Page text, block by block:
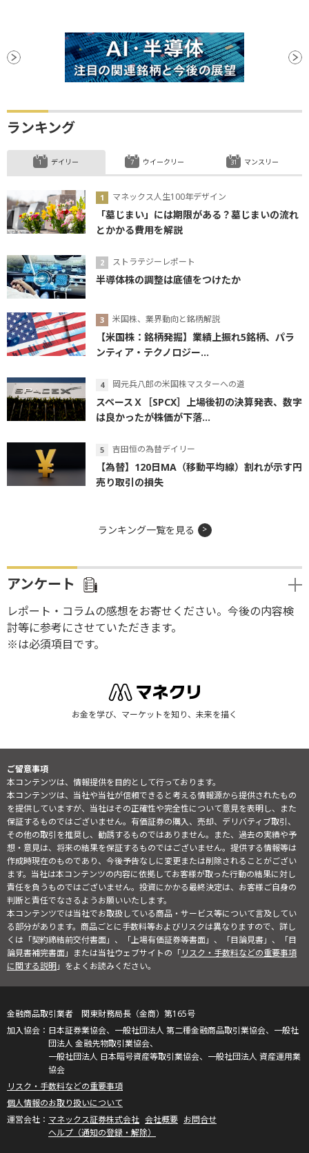
ランキング
デイリー
マネックス人生100年デザイン
「墓じまい」には期限がある？墓じまいの流れ
とかかる費用を解説
ストラテジーレポート
半導体株の調整は底値をつけたか
米国株、業界動向と銘柄解説
【米国株：銘柄発掘】業績上振れ5銘柄、パラ
ンティア・テクノロジー...
岡元兵八郎の米国株マスターへの道
スペースＸ［SPCX］上場後初の決算発表、数字
は良かったが株価が下落...
吉田恒の為替デイリー
【為替】120日MA（移動平均線）割れが示す円
売り取引の損失
ウイークリー マンスリー
ランキング一覧を見る
アンケート
レポート・コラムの感想をお寄せください。今後の内容検
討等に参考にさせていただきます。
※は必須項目です。
お金を学び、マーケットを知り、未来を描く
ご留意事項
本コンテンツは、情報提供を目的として行っております。
本コンテンツは、当社や当社が信頼できると考える情報源から提供されたもの
を提供していますが、当社はその正確性や完全性について意見を表明し、また
保証するものではございません。有価証券の購入、売却、デリバティブ取引、
その他の取引を推奨し、勧誘するものではありません。また、過去の実績や予
想・意見は、将来の結果を保証するものではございません。提供する情報等は
作成時現在のものであり、今後予告なしに変更または削除されることがござい
ます。当社は本コンテンツの内容に依拠してお客様が取った行動の結果に対し
責任を負うものではございません。投資にかかる最終決定は、お客様ご自身の
判断と責任でなさるようお願いいたします。
本コンテンツでは当社でお取扱している商品・サービス等について言及してい
る部分があります。商品ごとに手数料等およびリスクは異なりますので、詳し
くは「契約締結前交付書面」、「上場有価証券等書面」、「目論見書」、「目
論見書補完書面」または当社ウェブサイトの「リスク・手数料などの重要事項
に関する説明」をよくお読みください。
金融商品取引業者 関東財務局長（金商）第165号
日本証券業協会、一般社団法人 第二種金融商品取引業協会、一般社
団法人 金融先物取引業協会、
一般社団法人 日本暗号資産等取引業協会、一般社団法人 資産運用業
協会
リスク・手数料などの重要事項
個人情報のお取り扱いについて
マネックス証券株式会社 会社概要 お問合せ
ヘルプ（通知の登録・解除）